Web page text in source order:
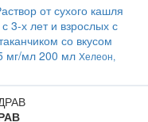
от сухого кашля
3-х лет и взрослых с
со вкусом
мг/мл 200 мл Хелеон,